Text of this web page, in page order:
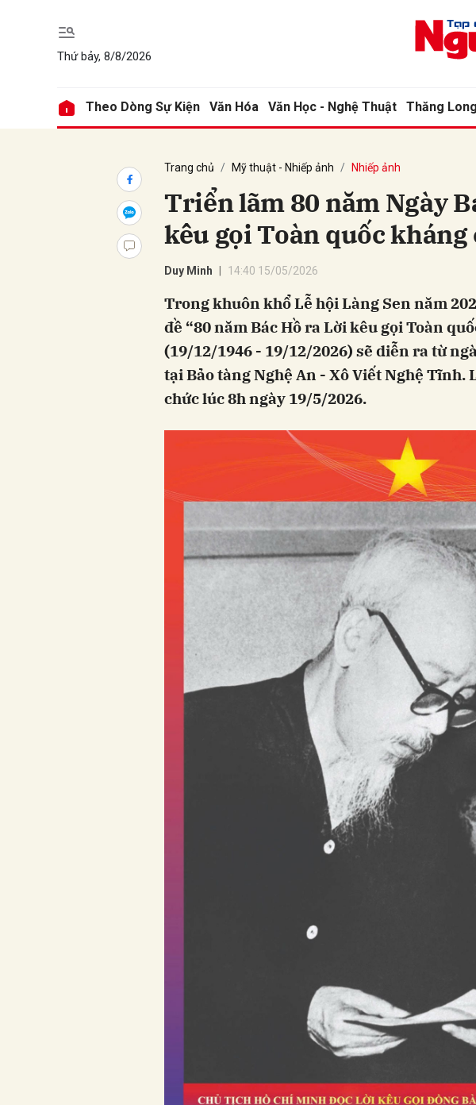
Thứ bảy, 8/8/2026
Theo Dòng Sự Kiện Văn Hóa Văn Học - Nghệ Thuật Thăng
Trang chủ Mỹ thuật - Nhiếp ảnh Nhiếp ảnh
Triển lãm 80 năm Ngày
kêu gọi Toàn quốc
Duy Minh 14:40 15/05/2026
Trong khuôn khổ Lễ hội Làng Sen năm
đề “80 năm Bác Hồ ra Lời kêu gọi Toàn
(19/12/1946 - 19/12/2026) sẽ diễn ra từ
tại Bảo tàng Nghệ An - Xô Viết Nghệ Tĩnh.
chức lúc 8h ngày 19/5/2026.